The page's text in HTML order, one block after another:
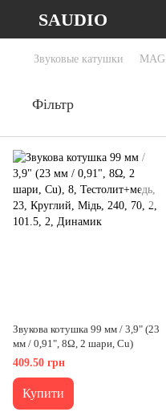
SAUDIO
Звуковые катушки MAG
Фільтр
Звукова котушка 99 мм / 3,9" (23
мм / 0,91", 8Ω, 2 шари, Cu)
409.50 грн
Купити